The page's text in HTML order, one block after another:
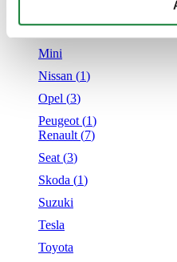
givet dem, eller som de har
tjenester.
Mini
Nissan (1)
Opel (3)
Peugeot (1)
Renault (7)
Seat (3)
Skoda (1)
Suzuki
Tesla
Toyota